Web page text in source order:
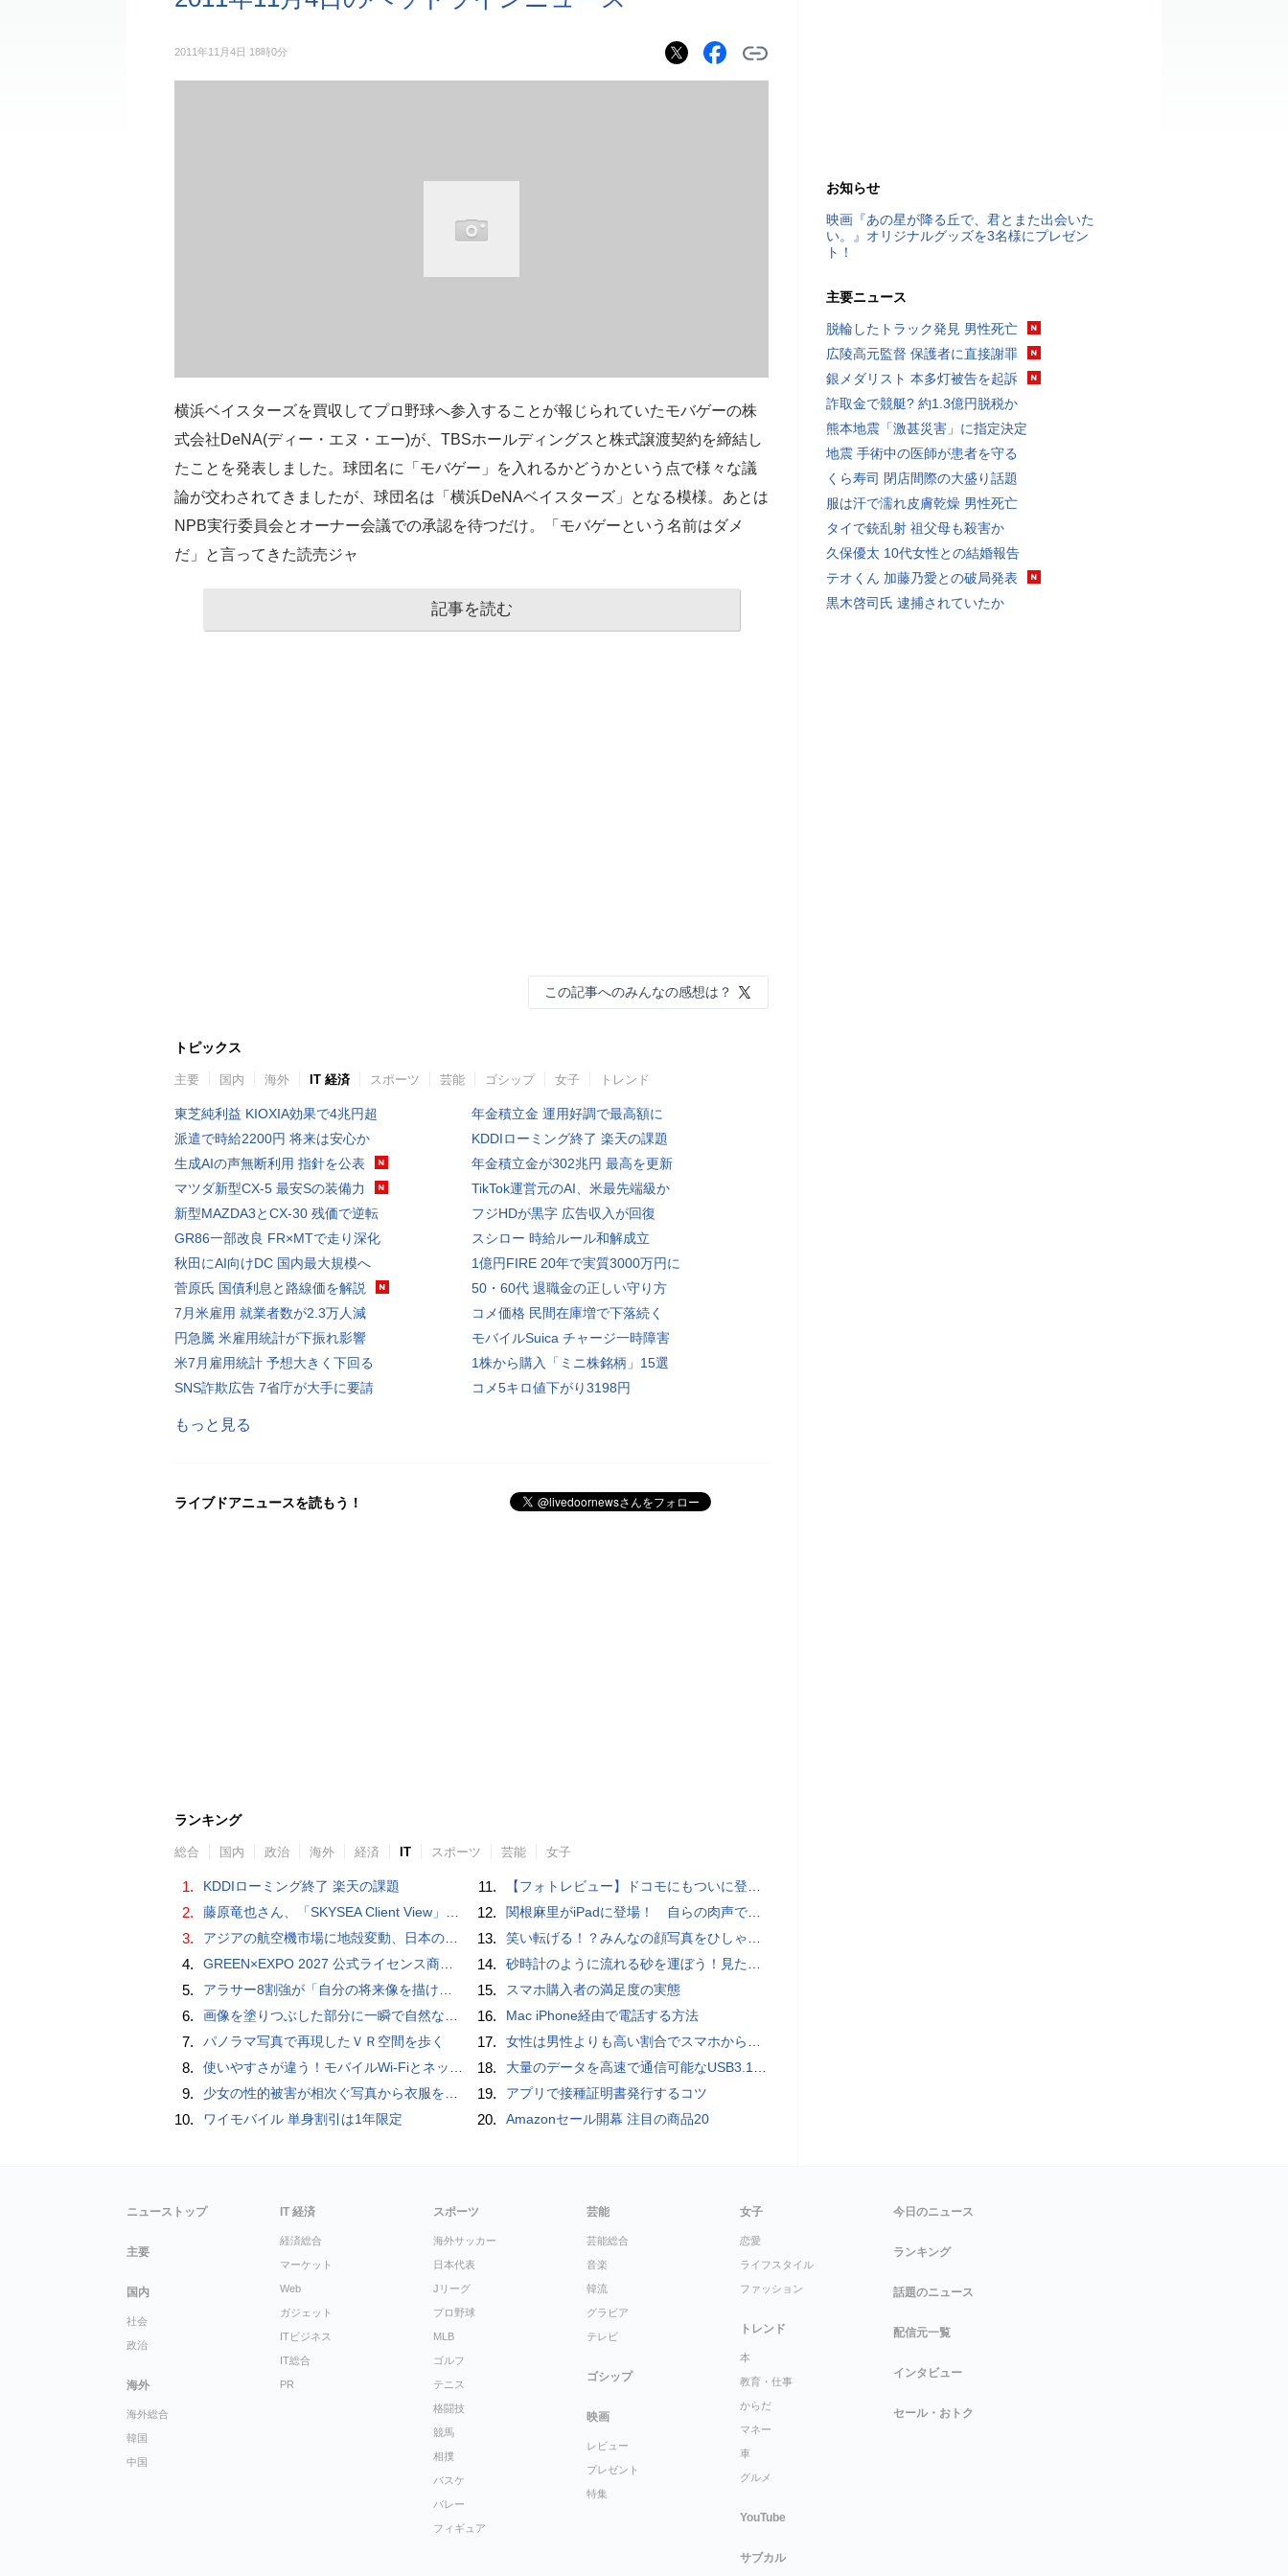
2011年11月4日 18時0分
横浜ベイスターズを買収してプロ野球へ参入することが報じられていたモバゲーの株
式会社DeNA(ディー・エヌ・エー)が、TBSホールディングスと株式譲渡契約を締結し
たことを発表しました。球団名に「モバゲー」を入れるかどうかという点で様々な議
論が交わされてきましたが、球団名は「横浜DeNAベイスターズ」となる模様。あとは
NPB実行委員会とオーナー会議での承認を待つだけ。「モバゲーという名前はダメ
だ」と言ってきた読売ジャ
記事を読む
この記事へのみんなの感想は？
トピックス
主要 国内 海外 IT 経済 スポーツ 芸能 ゴシップ 女子 トレンド
東芝純利益 KIOXIA効果で4兆円超
派遣で時給2200円 将来は安心か
生成AIの声無断利用 指針を公表
マツダ新型CX-5 最安Sの装備力
新型MAZDA3とCX-30 残価で逆転
GR86一部改良 FR×MTで走り深化
秋田にAI向けDC 国内最大規模へ
菅原氏 国債利息と路線価を解説
7月米雇用 就業者数が2.3万人減
円急騰 米雇用統計が下振れ影響
米7月雇用統計 予想大きく下回る
SNS詐欺広告 7省庁が大手に要請
年金積立金 運用好調で最高額に
KDDIローミング終了 楽天の課題
年金積立金が302兆円 最高を更新
TikTok運営元のAI、米最先端級か
フジHDが黒字 広告収入が回復
スシロー 時給ルール和解成立
1億円FIRE 20年で実質3000万円に
50・60代 退職金の正しい守り方
コメ価格 民間在庫増で下落続く
モバイルSuica チャージ一時障害
1株から購入「ミニ株銘柄」15選
コメ5キロ値下がり3198円
もっと見る
ライブドアニュースを読もう！
ランキング
総合 国内 政治 海外 経済 IT スポーツ 芸能 女子
1. KDDIローミング終了 楽天の課題
2. 藤原竜也さん、「SKYSEA Client View」新CMで「AI労務改善」をアピール 働き方をAIが分析したら「すぐに休んで」と言われる？
3. アジアの航空機市場に地殻変動、日本のサプライヤーに影響も
4. GREEN×EXPO 2027 公式ライセンス商品！初の「トゥンクトゥンク」公式LINEスタンプ、販売開始
5. アラサー8割強が「自分の将来像を描けない」。正社員の5人に1人が副業で収入。将来のために一番稼げる副業とは？
6. 画像を塗りつぶした部分に一瞬で自然な画像を補完する技術を早稲田大学の研究者が開発
7. パノラマ写真で再現したＶＲ空間を歩く
8. 使いやすさが違う！モバイルWi-FiとネットHDD【PC-DIY 秋の陣】
9. 少女の性的被害が相次ぐ写真から衣服を剥ぎ取るAIポルノアプリ「ClothOff」の背後にいる人物とは？
10. ワイモバイル 単身割引は1年限定
11. 【フォトレビュー】ドコモにもついに登場！「サイクロイドスタイル」
12. 関根麻里がiPadに登場！ 自らの肉声で英会話を教えてくれるぞ！
13. 笑い転げる！？みんなの顔写真をひしゃげて遊べるカメラアプリ「笑う野口」【Androidアプリ】
14. 砂時計のように流れる砂を運ぼう！見た目も綺麗な新感覚ゲーム「Sand Slides」【iPhoneアプリ】
15. スマホ購入者の満足度の実態
16. Mac iPhone経由で電話する方法
17. 女性は男性よりも高い割合でスマホからポルノを見ていることが人気アダルトサイトの調査で判明
18. 大量のデータを高速で通信可能なUSB3.1（Gen1）対応USB TypeC - USB TypeAケーブル
19. アプリで接種証明書発行するコツ
20. Amazonセール開幕 注目の商品20
お知らせ
映画『あの星が降る丘で、君とまた出会いた
い。』オリジナルグッズを3名様にプレゼン
ト！
主要ニュース
脱輪したトラック発見 男性死亡
広陵高元監督 保護者に直接謝罪
銀メダリスト 本多灯被告を起訴
詐取金で競艇? 約1.3億円脱税か
熊本地震「激甚災害」に指定決定
地震 手術中の医師が患者を守る
くら寿司 閉店間際の大盛り話題
服は汗で濡れ皮膚乾燥 男性死亡
タイで銃乱射 祖父母も殺害か
久保優太 10代女性との結婚報告
テオくん 加藤乃愛との破局発表
黒木啓司氏 逮捕されていたか
ニューストップ
主要
国内
社会
政治
海外
海外総合
韓国
中国
IT 経済
経済総合
マーケット
Web
ガジェット
ITビジネス
IT総合
PR
スポーツ
海外サッカー
日本代表
Jリーグ
プロ野球
MLB
ゴルフ
テニス
格闘技
競馬
相撲
バスケ
バレー
フィギュア
芸能
芸能総合
音楽
韓流
グラビア
テレビ
ゴシップ
映画
レビュー
プレゼント
特集
女子
恋愛
ライフスタイル
ファッション
トレンド
本
教育・仕事
からだ
マネー
車
グルメ
YouTube
サブカル
今日のニュース
ランキング
話題のニュース
配信元一覧
インタビュー
セール・おトク